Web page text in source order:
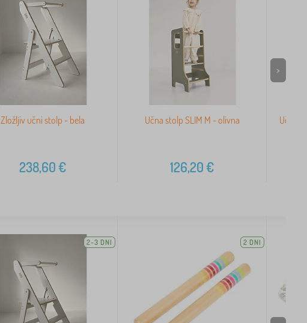
Zložljiv učni stolp - bela
238,60€
Učna stolp SLIM M - olivna
126,20€
Učna
>
2-3 DNI 2 DNI